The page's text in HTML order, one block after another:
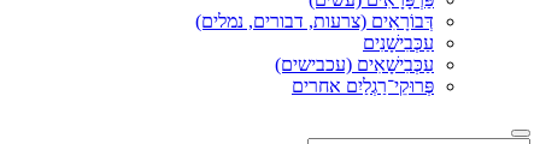
דְּבוֹרָאִים (צרעות, דבורים, נמלים)
עַכְּבִישָׁנִים
עַכְּבִישָׁאִים (עכבישים)
פְּרוּקֵי־רַגְלַיִם אחרים